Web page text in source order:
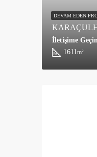
1611m²
İletişime
DEVAM EDEN